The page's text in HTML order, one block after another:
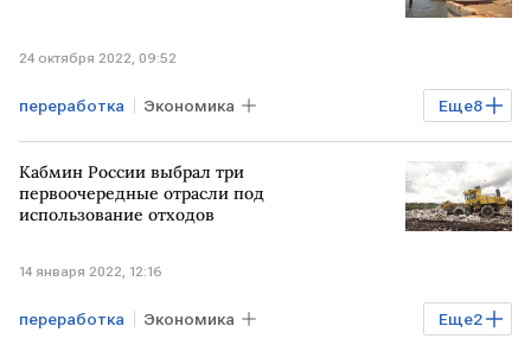
24 октября 2022, 09:52
Еще8
переработка Экономика
Мировая экономика США
Перевозки Транспорт
Кабмин России выбрал три
первоочередные отрасли под
использование отходов
14 января 2022, 12:16
Еще2
переработка Экономика